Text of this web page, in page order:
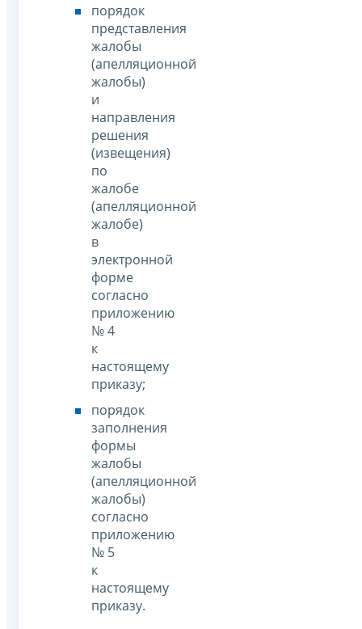
порядок
представления
жалобы
(апелляционной
жалобы)
и
направления
решения
(извещения)
по
жалобе
(апелляционной
жалобе)
в
электронной
форме
согласно
приложению
№ 4
к
настоящему
приказу;
порядок
заполнения
формы
жалобы
(апелляционной
жалобы)
согласно
приложению
№ 5
к
настоящему
приказу.